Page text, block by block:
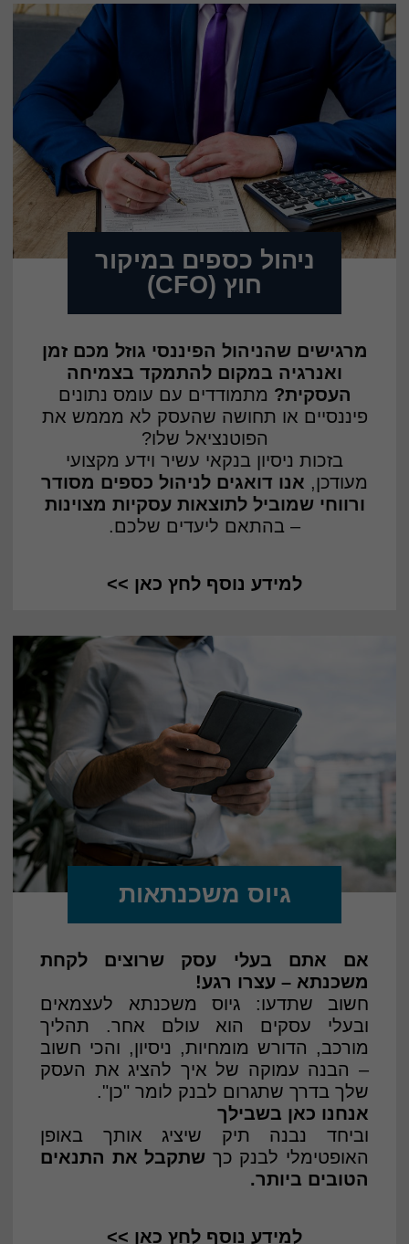
ניהול כספים במיקור
חוץ (CFO)
מרגישים שהניהול הפיננסי גוזל מכם זמן
ואנרגיה במקום להתמקד בצמיחה
העסקית? מתמודדים עם עומס נתונים
פיננסיים או תחושה שהעסק לא מממש את
הפוטנציאל שלו?
בזכות ניסיון בנקאי עשיר וידע מקצועי
מעודכן, אנו דואגים לניהול כספים מסודר
ורווחי שמוביל לתוצאות עסקיות מצוינות
– בהתאם ליעדים שלכם.
למידע נוסף לחץ כאן >>
גיוס משכנתאות
אם אתם בעלי עסק שרוצים לקחת
משכנתא – עצרו רגע!
חשוב שתדעו: גיוס משכנתא לעצמאים
ובעלי עסקים הוא עולם אחר. תהליך
מורכב, הדורש מומחיות, ניסיון, והכי חשוב
– הבנה עמוקה של איך להציג את העסק
שלך בדרך שתגרום לבנק לומר "כן".
אנחנו כאן בשבילך
וביחד נבנה תיק שיציג אותך באופן
האופטימלי לבנק כך שתקבל את התנאים
הטובים ביותר.
למידע נוסף לחץ כאן >>